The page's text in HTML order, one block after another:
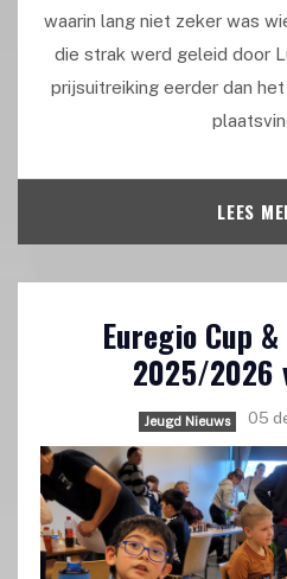
waarin lang niet zeker was
die strak werd geleid door
prijsuitreiking eerder dan
LEES
Euregio Cup
2025/2026
Jeugd Nieuws 05